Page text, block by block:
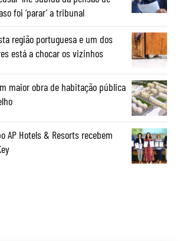
foi ‘parar’ a tribunal
região portuguesa e um dos
está a chocar os vizinhos
maior obra de habitação pública
AP Hotels & Resorts recebem